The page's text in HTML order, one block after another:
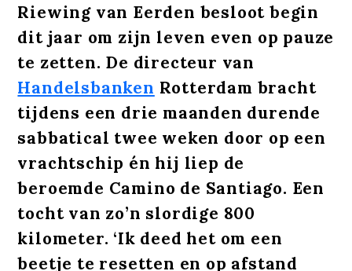
Riewing van Eerden besloot begin
dit jaar om zijn leven even op pauze
te zetten. De directeur van
Handelsbanken Rotterdam bracht
tijdens een drie maanden durende
sabbatical twee weken door op een
vrachtschip én hij liep de
beroemde Camino de Santiago. Een
tocht van zo’n slordige 800
kilometer. ‘Ik deed het om een
beetje te resetten en op afstand